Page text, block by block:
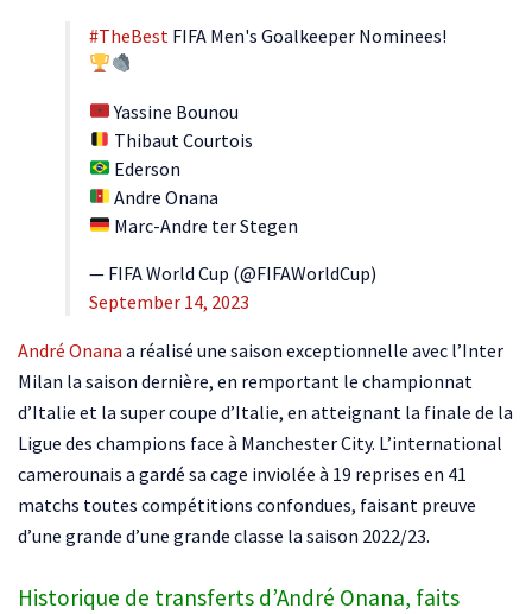
#TheBest FIFA Men's Goalkeeper Nominees!
Yassine Bounou
Thibaut Courtois
Ederson
Andre Onana
Marc-Andre ter Stegen
— FIFA World Cup (@FIFAWorldCup)
September 14, 2023
André Onana a réalisé une saison exceptionnelle avec l’Inter
Milan la saison dernière, en remportant le championnat
d’Italie et la super coupe d’Italie, en atteignant la finale de la
Ligue des champions face à Manchester City. L’international
camerounais a gardé sa cage inviolée à 19 reprises en 41
matchs toutes compétitions confondues, faisant preuve
d’une grande d’une grande classe la saison 2022/23.
Historique de transferts d’André Onana, faits